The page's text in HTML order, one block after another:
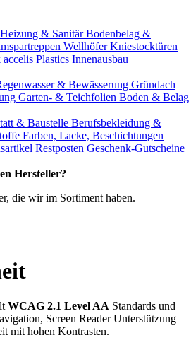
Heizung & SanitärBodenbelag &
Wellhöfer Kniestocktüren
accelis Plastics Innenausbau
& Bewässerung Gründach
Garten- & Teichfolien Boden & Belag
& Baustelle Berufsbekleidung &
Farben, Lacke, Beschichtungen
Restposten Geschenk-Gutscheine
Hersteller?
die wir im Sortiment haben.
WCAG 2.1 Level AA Standards und
Screen Reader Unterstützung
mit hohen Kontrasten.